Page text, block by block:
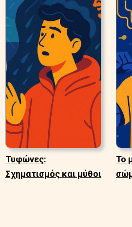
Τυφώνες:
Σχηματισμός και μύθοι
Το